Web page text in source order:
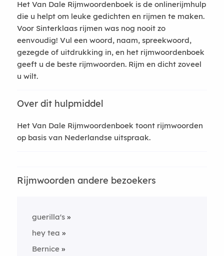
Het Van Dale Rijmwoordenboek is de onlinerijmhulp
die u helpt om leuke gedichten en rijmen te maken.
Voor Sinterklaas rijmen was nog nooit zo
eenvoudig! Vul een woord, naam, spreekwoord,
gezegde of uitdrukking in, en het rijmwoordenboek
geeft u de beste rijmwoorden. Rijm en dicht zoveel
u wilt.
Over dit hulpmiddel
Het Van Dale Rijmwoordenboek toont rijmwoorden
op basis van Nederlandse uitspraak.
Rijmwoorden andere bezoekers
guerilla's
hey tea
Bernice